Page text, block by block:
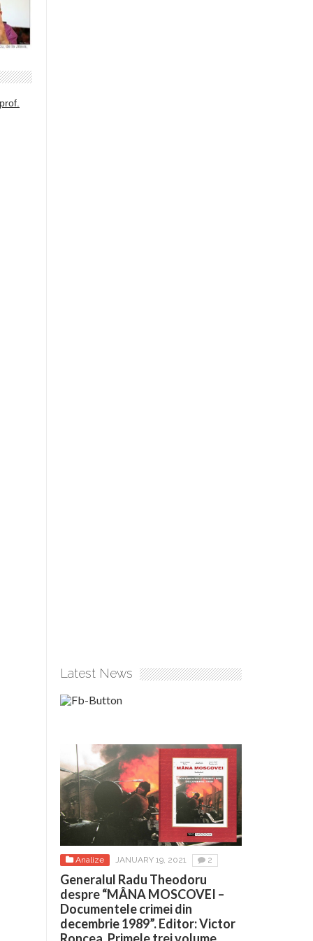
Latest News
Analize JANUARY 19, 2021 2
Generalul Radu Theodoru
despre “MÂNA MOSCOVEI –
Documentele crimei din
decembrie 1989”. Editor: Victor